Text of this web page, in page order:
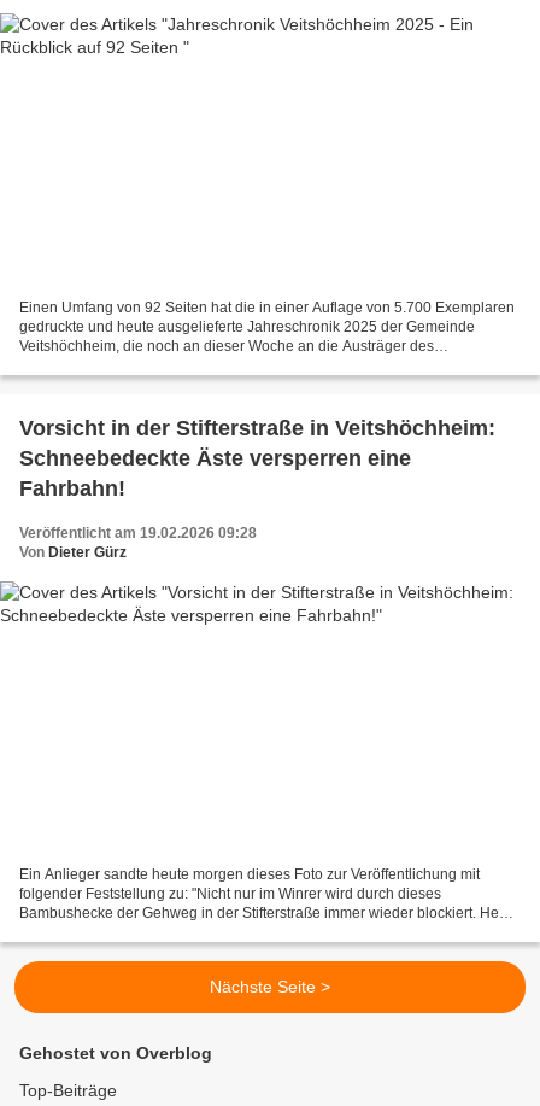
Einen Umfang von 92 Seiten hat die in einer Auflage von 5.700 Exemplaren
gedruckte und heute ausgelieferte Jahreschronik 2025 der Gemeinde
Veitshöchheim, die noch an dieser Woche an die Austräger des
Vorsicht in der Stifterstraße in Veitshöchheim:
Schneebedeckte Äste versperren eine
Fahrbahn!
Veröffentlicht am 19.02.2026 09:28
Von Dieter Gürz
Ein Anlieger sandte heute morgen dieses Foto zur Veröffentlichung mit
folgender Feststellung zu: "Nicht nur im Winrer wird durch dieses
Bambushecke der Gehweg in der Stifterstraße immer wieder blockiert. Heute
Nächste Seite >
Gehostet von Overblog
Top-Beiträge